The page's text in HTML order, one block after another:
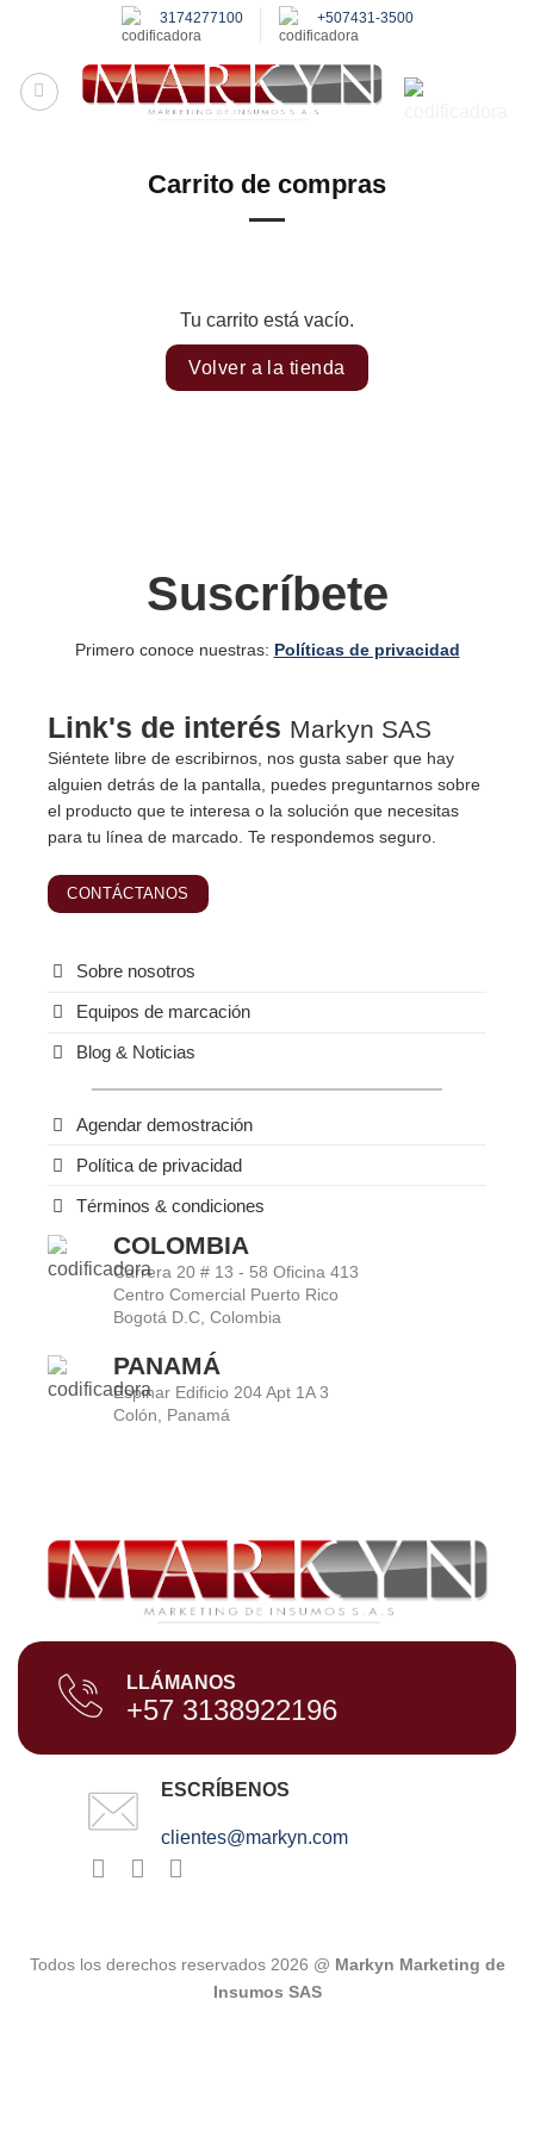
contenido
3174277100 +507431-3500
Carrito de compras
Tu carrito está vacío.
Volver a la tienda
Suscríbete
Primero conoce nuestras: Políticas de privacidad
Link's de interés Markyn SAS
Siéntete libre de escribirnos, nos gusta saber que hay
alguien detrás de la pantalla, puedes preguntarnos sobre
el producto que te interesa o la solución que necesitas
para tu línea de marcado. Te respondemos seguro.
CONTÁCTANOS
Sobre nosotros
Equipos de marcación
Blog & Noticias
Agendar demostración
Política de privacidad
Términos & condiciones
COLOMBIA
Carrera 20 # 13 - 58 Oficina 413
Centro Comercial Puerto Rico
Bogotá D.C, Colombia
PANAMÁ
Espinar Edificio 204 Apt 1A 3
Colón, Panamá
LLÁMANOS
+57 3138922196
ESCRÍBENOS
clientes@markyn.com
Todos los derechos reservados 2026 @ Markyn Marketing de
Insumos SAS